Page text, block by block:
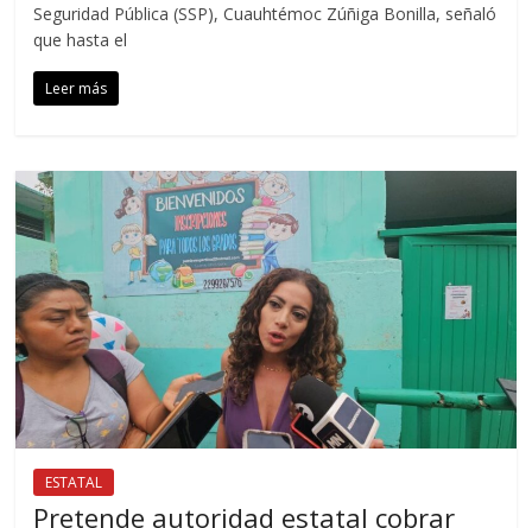
Seguridad Pública (SSP), Cuauhtémoc Zúñiga Bonilla, señaló
que hasta el
Leer más
ESTATAL
Pretende autoridad estatal cobrar